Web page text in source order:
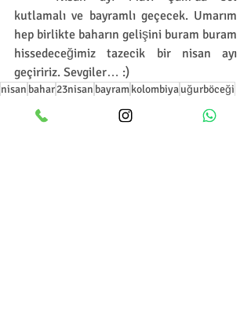
kutlamalı ve bayramlı geçecek. Umarım
hep birlikte baharın gelişini buram buram
hissedeceğimiz tazecik bir nisan ayı
geçiririz. Sevgiler… :)
nisan bahar23nisan bayramkolombiyauğurböceği
Veli Bülteni